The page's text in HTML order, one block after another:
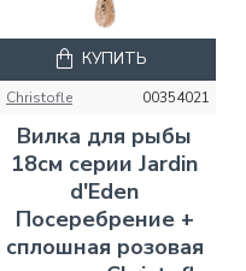
Christofle 00354021
Вилка для рыбы
18см серии Jardin
d'Eden
Посеребрение +
сплошная розовая
КУПИТЬ